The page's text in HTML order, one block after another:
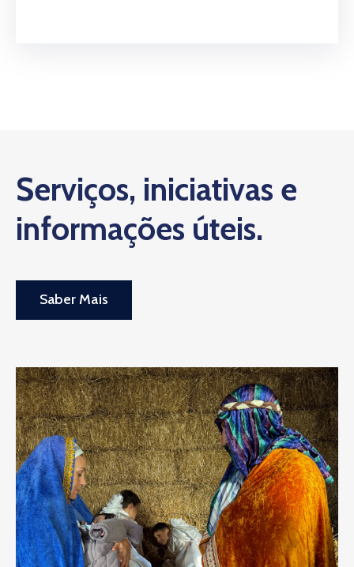
Serviços, iniciativas e
informações úteis.
Saber Mais